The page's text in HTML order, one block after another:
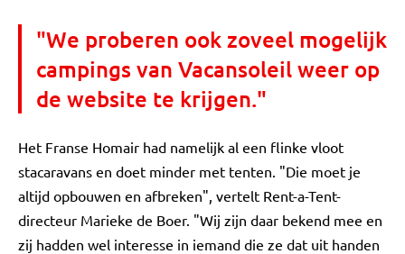
"We proberen ook zoveel mogelijk
campings van Vacansoleil weer op
de website te krijgen."
Het Franse Homair had namelijk al een flinke vloot
stacaravans en doet minder met tenten. "Die moet je
altijd opbouwen en afbreken", vertelt Rent-a-Tent-
directeur Marieke de Boer. "Wij zijn daar bekend mee en
zij hadden wel interesse in iemand die ze dat uit handen